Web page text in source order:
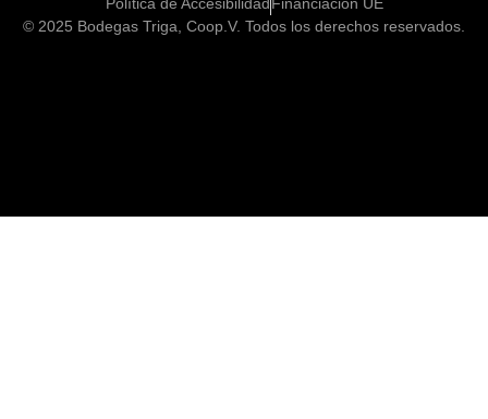
© 2025 Bodegas Triga, Coop.V. Todos los derechos reservados.